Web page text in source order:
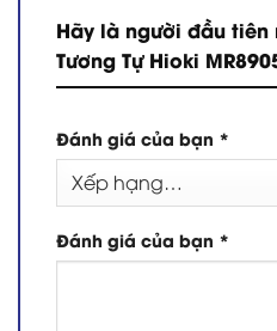
Hãy là người đầu tiên
Tương Tự Hioki
Đánh giá của bạn *
Đánh giá của bạn *